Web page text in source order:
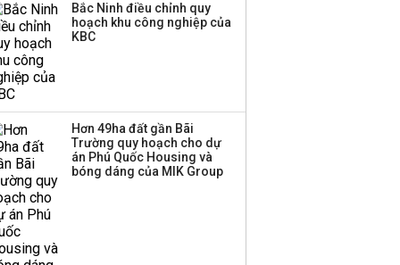
Bắc Ninh điều chỉnh quy
hoạch khu công nghiệp của
KBC
Hơn 49ha đất gần Bãi
Trường quy hoạch cho dự
án Phú Quốc Housing và
bóng dáng của MIK Group